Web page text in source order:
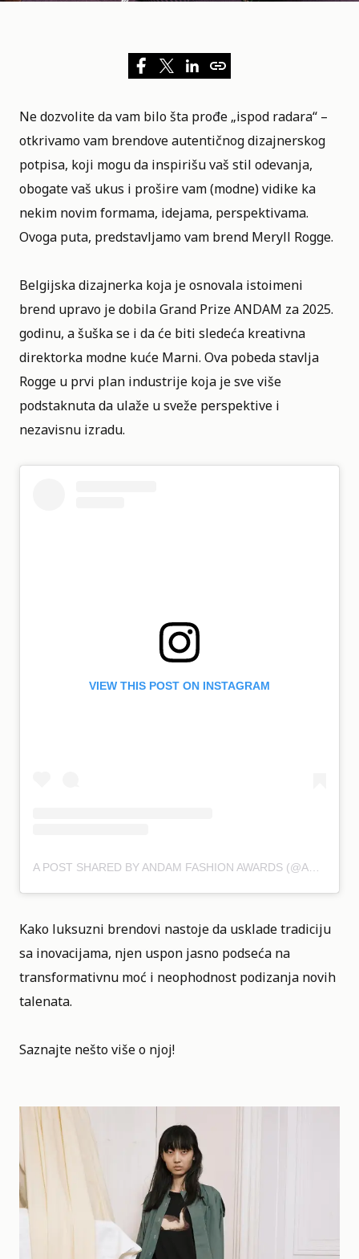
Ne dozvolite da vam bilo šta prođe „ispod radara“ –
otkrivamo vam brendove autentičnog dizajnerskog
potpisa, koji mogu da inspirišu vaš stil odevanja,
obogate vaš ukus i prošire vam (modne) vidike ka
nekim novim formama, idejama, perspektivama.
Ovoga puta, predstavljamo vam brend Meryll Rogge.
Belgijska dizajnerka koja je osnovala istoimeni
brend upravo je dobila Grand Prize ANDAM za 2025.
godinu, a šuška se i da će biti sledeća kreativna
direktorka modne kuće Marni. Ova pobeda stavlja
Rogge u prvi plan industrije koja je sve više
podstaknuta da ulaže u sveže perspektive i
nezavisnu izradu.
VIEW THIS POST ON INSTAGRAM
Kako luksuzni brendovi nastoje da usklade tradiciju
sa inovacijama, njen uspon jasno podseća na
transformativnu moć i neophodnost podizanja novih
talenata.
Saznajte nešto više o njoj!